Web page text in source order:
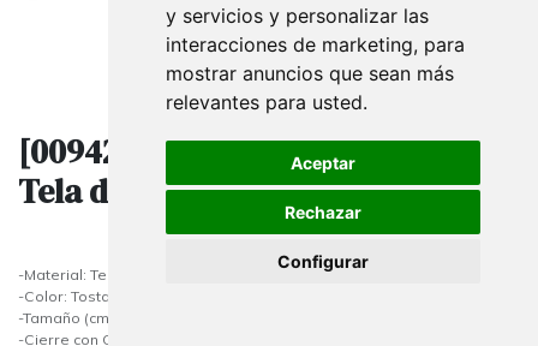
y servicios y personalizar las
interacciones de marketing, para
mostrar anuncios que sean más
relevantes para usted.
Aceptar
Rechazar
Configurar
[009422] Bolsas Cierre Cordón En
Tela de Yute 17x12 Cm
-Material: Tela
-Color: Tostado
-Tamaño (cm): 17x12
-Cierre con Cordón